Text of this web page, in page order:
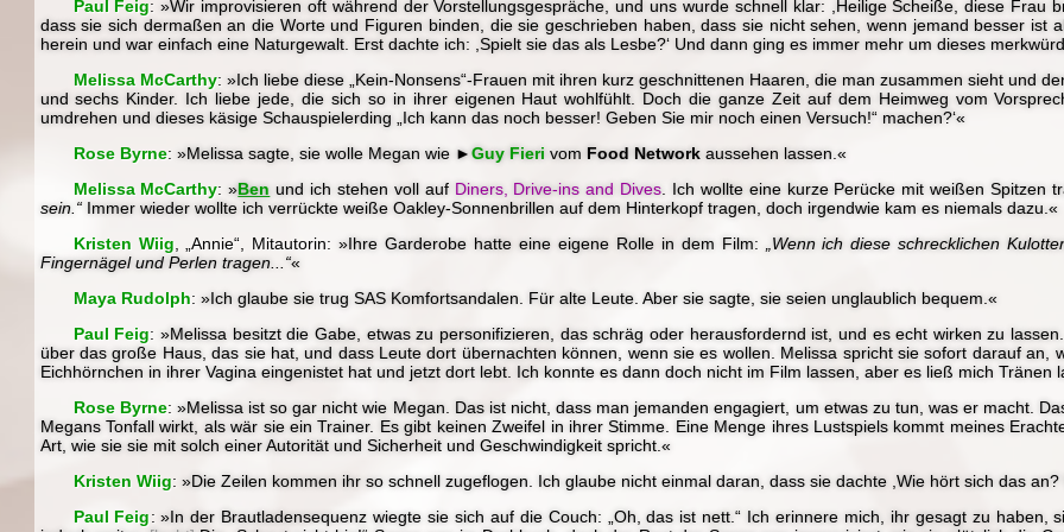
Paul Feig:»Wir improvisieren oft während der Vorstellungsgespräche, und uns wurde schnell klar: ,Heilige Scheiße, diese Frau
dass sie sich dermaßen an die Worte und Figuren binden, die sie geschrieben haben, dass sie nicht sehen, wenn jemand besser ist
herein und war einfach eine Naturgewalt. Erst dachte ich: ,Spielt sie das als Lesbe?‘ Und dann ging es immer mehr um dieses
Melissa McCarthy: »Ich liebe diese „Kein-Nonsens“-Frauen mit ihren kurz geschnittenen Haaren, die man zusammen sieht und
und sechs Kinder. Ich liebe jede, die sich so in ihrer eigenen Haut wohlfühlt. Doch die ganze Zeit auf dem Heimweg vom
umdrehen und dieses käsige Schauspielerding „Ich kann das noch besser! Geben Sie mir noch einen Versuch!“ machen?‘«
Rose Byrne: »Melissa sagte, sie wolle Megan wie ►Guy Fieri vom Food Networkaussehen lassen.«
Melissa McCarthy:»Ben und ich stehen voll auf Diners, Drive-ins and Dives . Ich wollte eine kurze Perücke mit weißen Spitzen
sein.“Immer wieder wollte ich verrückte weiße Oakley-Sonnenbrillen auf dem Hinterkopf tragen, doch irgendwie kam es niemals dazu.«
Kristen Wiig , „Annie“, Mitautorin:»Ihre Garderobe hatte eine eigene Rolle in dem Film:
„Wenn ich diese schrecklichen
Fingernägel und Perlen tragen...“«
Maya Rudolph: »Ich glaube sie trug SAS Komfortsandalen. Für alte Leute. Aber sie sagte, sie seien unglaublich bequem.«
Paul Feig: »Melissa besitzt die Gabe, etwas zu personifizieren, das schräg oder herausfordernd ist, und es echt wirken zu
über das große Haus, das sie hat, und dass Leute dort übernachten können, wenn sie es wollen. Melissa spricht sie sofort darauf an,
Eichhörnchen in ihrer Vagina eingenistet hat und jetzt dort lebt. Ich konnte es dann doch nicht im Film lassen, aber es ließ mich Tränen
Rose Byrne: »Melissa ist so gar nicht wie Megan. Das ist nicht, dass man jemanden engagiert, um etwas zu tun, was er macht.
Megans Tonfall wirkt, als wär sie ein Trainer. Es gibt keinen Zweifel in ihrer Stimme. Eine Menge ihres Lustspiels kommt meines
Art, wie sie sie mit solch einer Autorität und Sicherheit und Geschwindigkeit spricht.«
Kristen Wiig: »Die Zeilen kommen ihr so schnell zugeflogen. Ich glaube nicht einmal daran, dass sie dachte ,Wie hört sich das
Paul Feig:»In der Brautladensequenz wiegte sie sich auf die Couch: „Oh, das ist nett.“ Ich erinnere mich, ihr gesagt zu